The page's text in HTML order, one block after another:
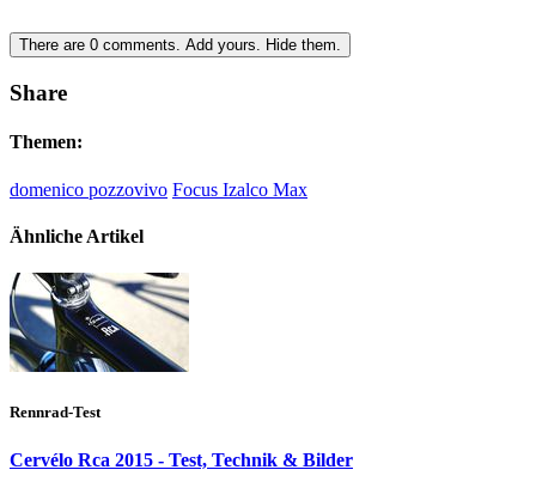
There are 0 comments. Add yours. Hide them.
Share
Themen:
domenico pozzovivo Focus Izalco Max
Ähnliche Artikel
Rennrad-Test
Cervélo Rca 2015 - Test, Technik & Bilder